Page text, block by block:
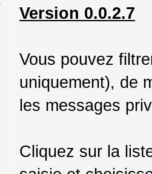
Version 0.0.2.7
Vous pouvez
uniquement), de
les messages
Cliquez sur la